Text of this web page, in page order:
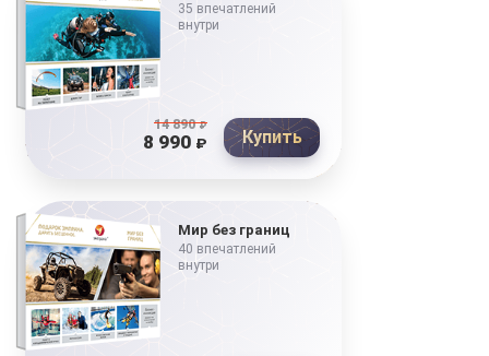
35 впечатлений
внутри
14 890₽
8 990 ₽ Купить
Мир без границ
40 впечатлений
внутри